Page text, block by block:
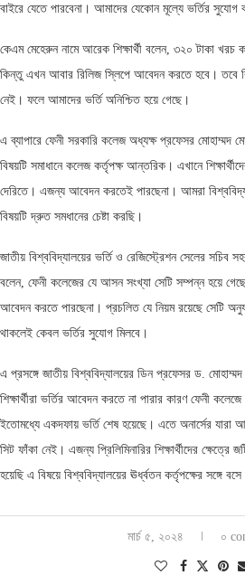
বাইরে যেতে পারবেনা। আমাদের যেকোন মূল্যে ভর্তির সুযোগ
কেএম মেহেরুন নামে আরেক শিক্ষার্থী বলেন, ৩২০ টাকা খরচ
কিন্তু এখন আবার রিলিজ স্লিপে আবেদন করতে হবে। তবে
নেই। ফলে আমাদের ভর্তি অনিশ্চিত হয়ে গেছে।
এ ব্যাপারে ফেনী সরকারি কলেজ অধ্যক্ষ প্রফেসর মোহাম্মদ
বিষয়টি সমাধানে কলেজ কর্তৃপক্ষ আন্তরিক। এখানে
দেরিতে। এজন্য আবেদন করতেই পারছেনা। আমরা
বিষয়টি দ্রুত সমধানের চেষ্টা করছি।
জাতীয় বিশ্ববিদ্যালয়ের ভর্তি ও রেজিস্ট্রেশন সেলের
বলেন, ফেনী কলেজের যে আসন সংখ্যা সেটি সম্পন্ন হয়ে গেছে।
আবেদন করতে পারছেনা। প্রচলিত যে নিয়ম রয়েছে সেটি
থাকলেই কেবল ভর্তির সুযোগ মিলবে।
এ প্রসঙ্গে জাতীয় বিশ্ববিদ্যালয়ের ডিন প্রফেসর ড. মোহাম্মদ
শিক্ষার্থীরা ভর্তির আবেদন করতে না পারার কারণ ফেনী
ইতোমধ্যে একদফায় ভর্তি শেষ হয়েছে। এতে অনার্সের যারা
সিট ফাঁকা নেই। এজন্য প্রিলিমিনারির শিক্ষার্থীদের ক্ষেত্রে
হয়েছি এ বিষয়ে বিশ্ববিদ্যালয়ের ঊর্ধ্বতন কর্তৃপক্ষের সঙ্গে
মার্চ ৫, ২০২৪ ০